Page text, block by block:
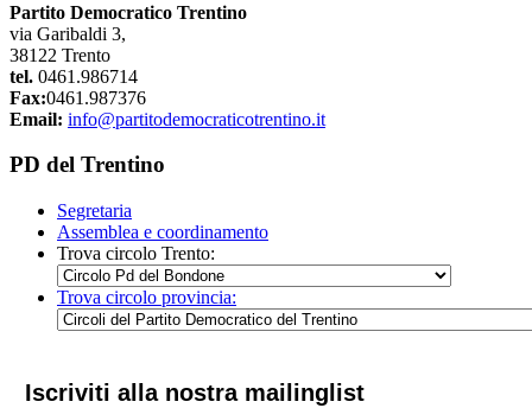
Partito Democratico Trentino
via Garibaldi 3,
38122 Trento
tel. 0461.986714
Fax:0461.987376
Email: info@partitodemocraticotrentino.it
PD del Trentino
Segretaria
Assemblea e coordinamento
Trova circolo Trento:
Trova circolo provincia:
Iscriviti alla nostra mailinglist